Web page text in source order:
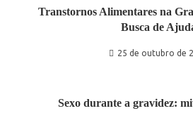
Transtornos Alimentares na
Busca de
25 de outubro de
Sexo durante a gravidez: